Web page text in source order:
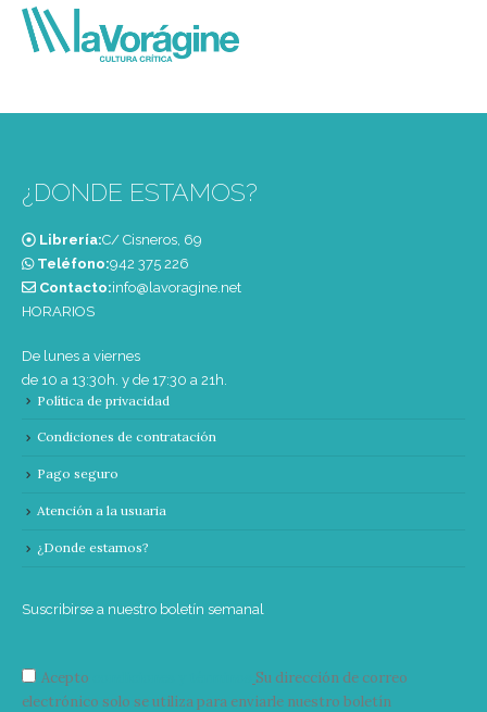
¿DONDE ESTAMOS?
Librería:C/ Cisneros, 69
Teléfono:‭942 375 226‬
Contacto:info@lavoragine.net
HORARIOS
De lunes a viernes
de 10 a 13:30h. y de 17:30 a 21h.
Política de privacidad
Condiciones de contratación
Pago seguro
Atención a la usuaria
¿Donde estamos?
Suscribirse a nuestro boletín semanal
Acepto
Su dirección de correo
electrónico solo se utiliza para enviarle nuestro boletín